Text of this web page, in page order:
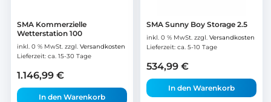
SMA Kommerzielle
Wetterstation 100
inkl. 0 % MwSt. zzgl. Versandkosten
Lieferzeit: ca. 15-30 Tage
1.146,99 €
In den Warenkorb
SMA Sunny Boy Storage 2.5
inkl. 0 % MwSt. zzgl. Versandkosten
Lieferzeit: ca. 5-10 Tage
534,99 €
In den Warenkorb